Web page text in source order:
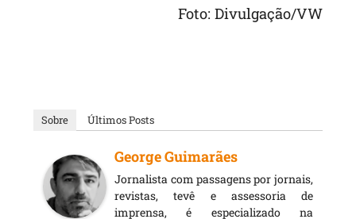
Foto: Divulgação/VW
Sobre Últimos Posts
George Guimarães
Jornalista com passagens por jornais,
revistas, tevê e assessoria de
imprensa, é especializado na